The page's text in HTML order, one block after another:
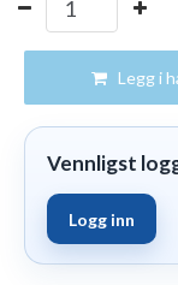
Legg i
Vennligst
Logg inn